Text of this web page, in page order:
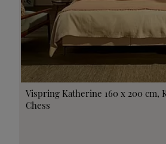
Vispring Katherine 160 x 200 cm,
Chess